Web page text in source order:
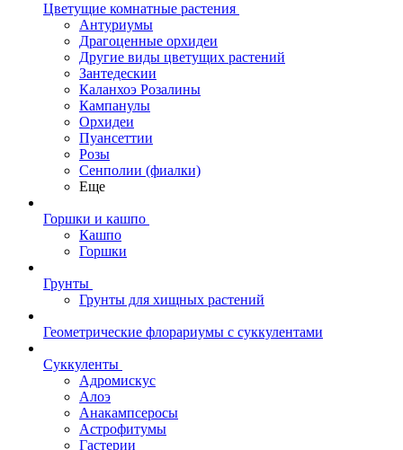
Цветущие комнатные растения
Антуриумы
Драгоценные орхидеи
Другие виды цветущих растений
Зантедескии
Каланхоэ Розалины
Кампанулы
Орхидеи
Пуансеттии
Розы
Сенполии (фиалки)
Еще
Горшки и кашпо
Кашпо
Горшки
Грунты
Грунты для хищных растений
Геометрические флорариумы с суккулентами
Суккуленты
Адромискус
Алоэ
Анакампсеросы
Астрофитумы
Гастерии